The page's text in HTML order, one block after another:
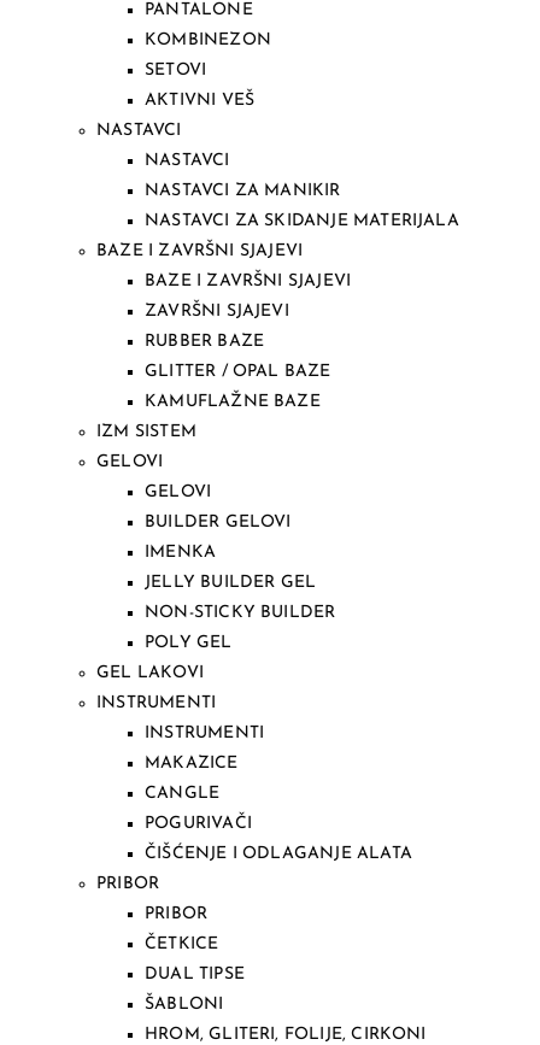
PANTALONE
KOMBINEZON
SETOVI
AKTIVNI VEŠ
NASTAVCI
NASTAVCI
NASTAVCI ZA MANIKIR
NASTAVCI ZA SKIDANJE MATERIJALA
BAZE I ZAVRŠNI SJAJEVI
BAZE I ZAVRŠNI SJAJEVI
ZAVRŠNI SJAJEVI
RUBBER BAZE
GLITTER / OPAL BAZE
KAMUFLAŽNE BAZE
IZM SISTEM
GELOVI
GELOVI
BUILDER GELOVI
IMENKA
JELLY BUILDER GEL
NON-STICKY BUILDER
POLY GEL
GEL LAKOVI
INSTRUMENTI
INSTRUMENTI
MAKAZICE
CANGLE
POGURIVAČI
ČIŠĆENJE I ODLAGANJE ALATA
PRIBOR
PRIBOR
ČETKICE
DUAL TIPSE
ŠABLONI
HROM, GLITERI, FOLIJE, CIRKONI